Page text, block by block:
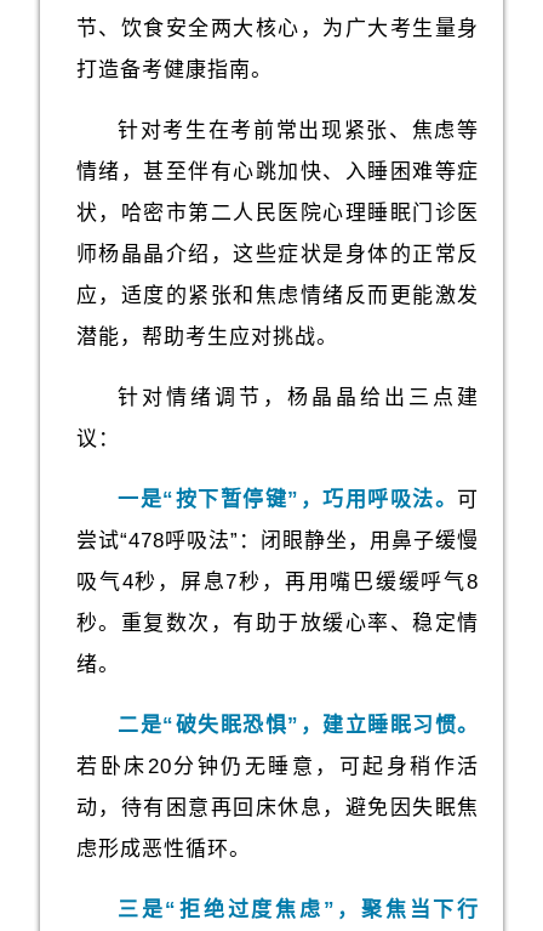
节、饮食安全两大核心，为广大考生量身
打造备考健康指南。
针对考生在考前常出现紧张、焦虑等
情绪，甚至伴有心跳加快、入睡困难等症
状，哈密市第二人民医院心理睡眠门诊医
师杨晶晶介绍，这些症状是身体的正常反
应，适度的紧张和焦虑情绪反而更能激发
潜能，帮助考生应对挑战。
针对情绪调节， 杨晶晶 给出三点建
议：
一是“按下暂停键”，巧用呼吸法。 可
尝试“478呼吸法”：闭眼静坐，用鼻子缓慢
吸气4秒，屏息7秒，再用嘴巴缓缓呼气8
秒。重复数次，有助于放缓心率、稳定情
绪。
二是“破失眠恐惧”，建立睡眠习惯。
若卧床20分钟仍无睡意，可起身稍作活
动，待有困意再回床休息，避免因失眠焦
虑形成恶性循环。
三是“拒绝过度焦虑”，聚焦当下行